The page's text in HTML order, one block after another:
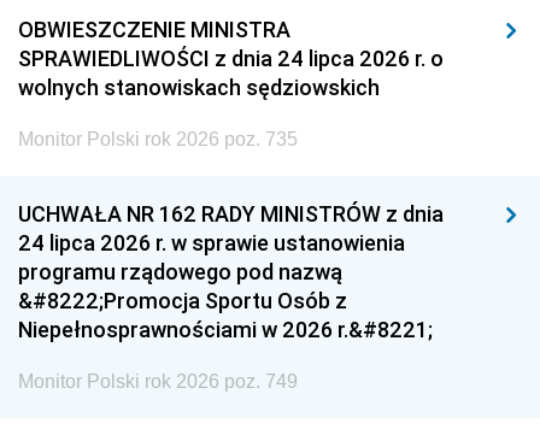
OBWIESZCZENIE MINISTRA
SPRAWIEDLIWOŚCI z dnia 24 lipca 2026 r. o
wolnych stanowiskach sędziowskich
Monitor Polski rok 2026 poz. 735
UCHWAŁA NR 162 RADY MINISTRÓW z dnia
24 lipca 2026 r. w sprawie ustanowienia
programu rządowego pod nazwą
&#8222;Promocja Sportu Osób z
Niepełnosprawnościami w 2026 r.&#8221;
Monitor Polski rok 2026 poz. 749